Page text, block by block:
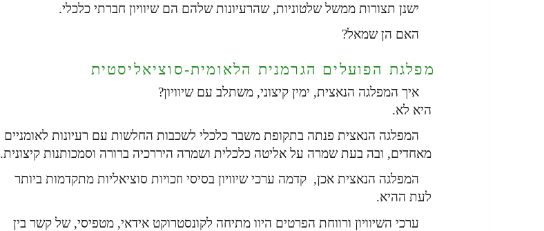
ישנן תצורות ממשל שלטוניות, שהרעיונות שלהם הם שיוויון חברתי כלכלי.
האם הן שמאל?
מפלגת הפועלים הגרמנית הלאומית-סוציאליסטית
איך המפלגה הנאצית, ימין קיצוני, משתלב עם שיוויון?
היא לא.
המפלגה הנאצית פנתה בתקופת משבר כלכלי לשכבות החלשות עם רעיונות לאומניים
מאחדים, ובה בעת שמרה על אליטה כלכלית ושמרה היררכיה ברורה וסמכותנות קיצונית.
המפלגה הנאצית אכן, קדמה ערכי שיוויון בסיסי וזכויות סוציאליות מתקדמות ביותר
לעת ההיא.
ערכי השיוויון ורווחת הפרטים היוו מתיחה לקונסטרוקט אידאי, מטפיסי, של קשר בין